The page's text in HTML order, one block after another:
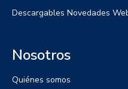
Descargables Novedades
Nosotros
Quiénes somos